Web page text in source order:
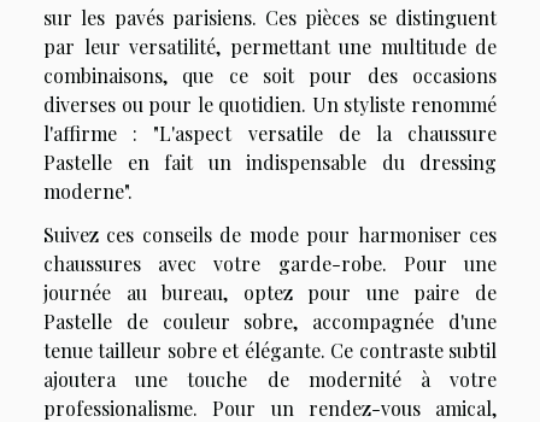
sur les pavés parisiens. Ces pièces se distinguent
par leur versatilité, permettant une multitude de
combinaisons, que ce soit pour des occasions
diverses ou pour le quotidien. Un styliste renommé
l'affirme : "L'aspect versatile de la chaussure
Pastelle en fait un indispensable du dressing
moderne".
Suivez ces conseils de mode pour harmoniser ces
chaussures avec votre garde-robe. Pour une
journée au bureau, optez pour une paire de
Pastelle de couleur sobre, accompagnée d'une
tenue tailleur sobre et élégante. Ce contraste subtil
ajoutera une touche de modernité à votre
professionalisme. Pour un rendez-vous amical,